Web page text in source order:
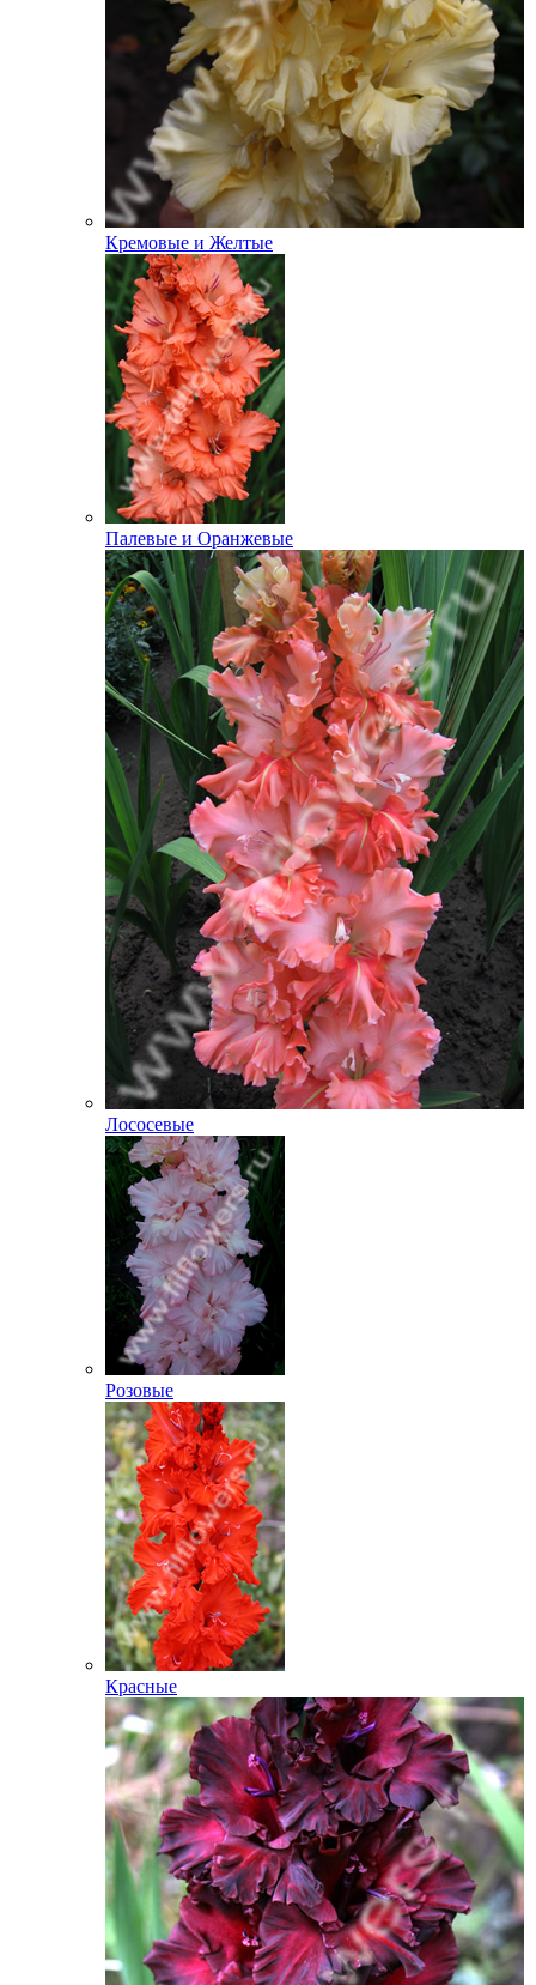
Кремовые и Желтые
Палевые и Оранжевые
Лососевые
Розовые
Красные